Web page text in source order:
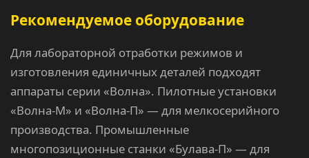
Рекомендуемое оборудование
Для лабораторной отработки режимов и
изготовления единичных деталей подходят
аппараты серии «Волна». Пилотные установки
«Волна-М» и «Волна-П» — для мелкосерийного
производства. Промышленные
многопозиционные станки «Булава-П» — для